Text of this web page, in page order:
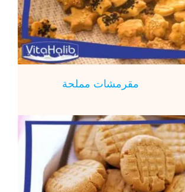
مقرمشات مملحة